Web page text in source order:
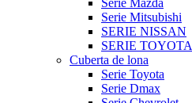
Serie Mazda
Serie Mitsubishi
SERIE NISSAN
SERIE TOYOTA
Cuberta de lona
Serie Toyota
Serie Dmax